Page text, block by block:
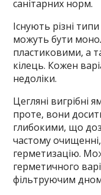
санітарних норм.
Існують різні
можуть бути
пластиковими, а
кілець. Кожен
недоліки.
Цегляні
проте, вони
глибокими, що
частому
герметизацію.
герметичного
фільтруючим